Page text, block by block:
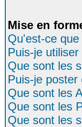
Mise en
Qu'est-ce
Puis-je
Que sont les
Puis-je
Que sont les
Que sont les
Que sont les